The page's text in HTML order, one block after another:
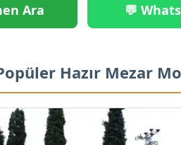
Ara 💬
Hazır Mezar